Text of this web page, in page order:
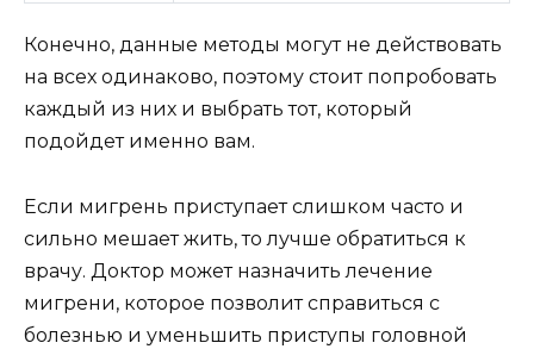
Конечно, данные методы могут не действовать
на всех одинаково, поэтому стоит попробовать
каждый из них и выбрать тот, который
подойдет именно вам.
Если мигрень приступает слишком часто и
сильно мешает жить, то лучше обратиться к
врачу. Доктор может назначить лечение
мигрени, которое позволит справиться с
болезнью и уменьшить приступы головной